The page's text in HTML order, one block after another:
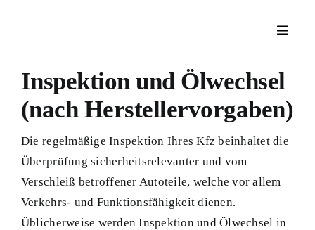
Toggle
Startseite
Leistungen
Kontakt
Inspektion und Ölwechsel
(nach Herstellervorgaben)
Die regelmäßige Inspektion Ihres Kfz beinhaltet die
Überprüfung sicherheitsrelevanter und vom
Verschleiß betroffener Autoteile, welche vor allem
Verkehrs- und Funktionsfähigkeit dienen.
Üblicherweise werden Inspektion und Ölwechsel in